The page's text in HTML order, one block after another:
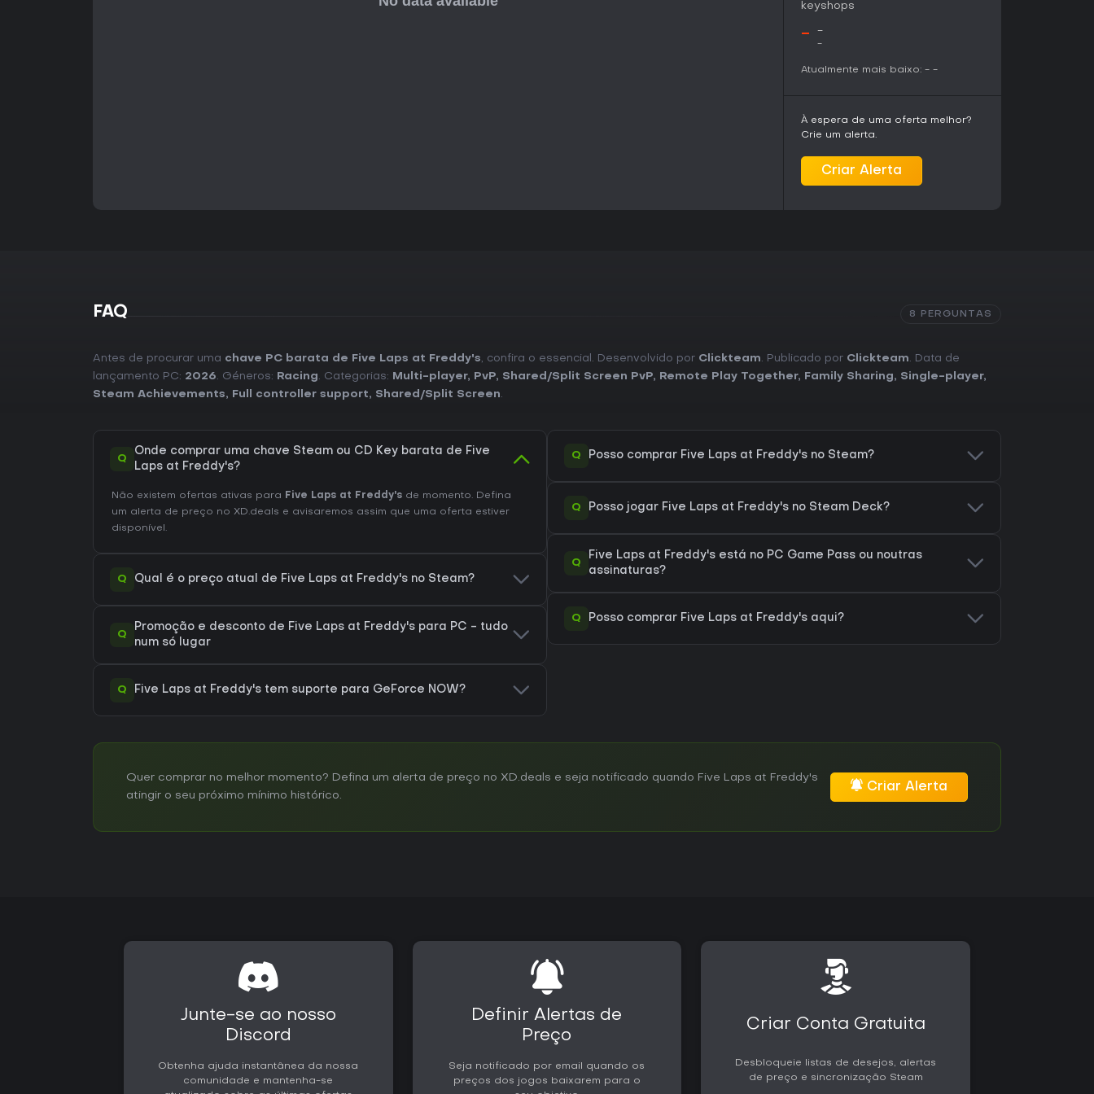
keyshops
- -
-
Atualmente mais baixo: - -
À espera de uma oferta melhor?
Crie um alerta.
Criar Alerta
FAQ 8 PERGUNTAS
Antes de procurar uma chave PC barata de Five Laps at Freddy's, confira o essencial. Desenvolvido por Clickteam. Publicado por Clickteam. Data de
lançamento PC: 2026. Géneros: Racing. Categorias: Multi-player, PvP, Shared/Split Screen PvP, Remote Play Together, Family Sharing, Single-player,
Steam Achievements, Full controller support, Shared/Split Screen.
Q
Onde comprar uma chave Steam ou CD Key barata de Five
Laps at Freddy's?
Não existem ofertas ativas para Five Laps at Freddy's de momento. Defina
um alerta de preço no XD.deals e avisaremos assim que uma oferta estiver
disponível.
Q Qual é o preço atual de Five Laps at Freddy's no Steam?
Q
Promoção e desconto de Five Laps at Freddy's para PC - tudo
num só lugar
Q Five Laps at Freddy's tem suporte para GeForce NOW?
Q Posso comprar Five Laps at Freddy's no Steam?
Q Posso jogar Five Laps at Freddy's no Steam Deck?
Q
Five Laps at Freddy's está no PC Game Pass ou noutras
assinaturas?
Q Posso comprar Five Laps at Freddy's aqui?
Quer comprar no melhor momento? Defina um alerta de preço no XD.deals e seja notificado quando Five Laps at Freddy's
atingir o seu próximo mínimo histórico.
Criar Alerta
Junte-se ao nosso
Discord
Obtenha ajuda instantânea da nossa
comunidade e mantenha-se
Definir Alertas de
Preço
Seja notificado por email quando os
preços dos jogos baixarem para o
Criar Conta Gratuita
Desbloqueie listas de desejos, alertas
de preço e sincronização Steam